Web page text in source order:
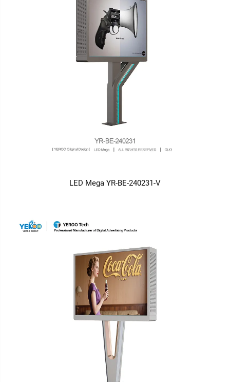
LED Mega YR-BE-240231-V